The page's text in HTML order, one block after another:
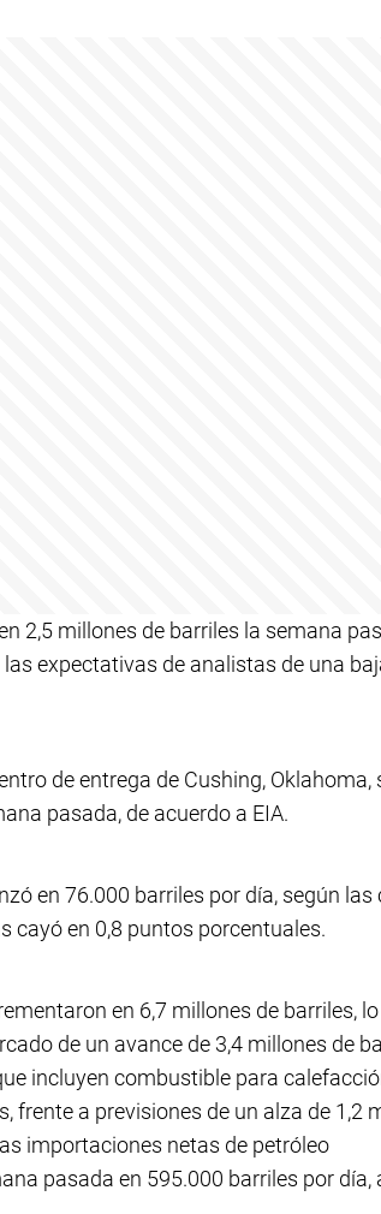
2,5 millones de barriles la semana
expectativas de analistas de una
de entrega de Cushing, Oklahoma,
pasada, de acuerdo a EIA.
en 76.000 barriles por día, según las
cayó en 0,8 puntos porcentuales.
en 6,7 millones de barriles,
de un avance de 3,4 millones de
incluyen combustible para
frente a previsiones de un alza de 1,2
importaciones netas de petróleo
pasada en 595.000 barriles por día,